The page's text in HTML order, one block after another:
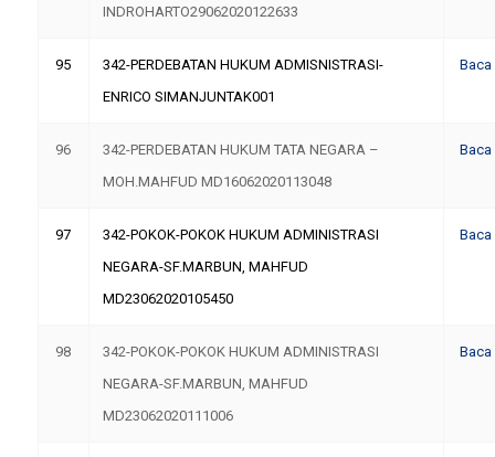
INDROHARTO29062020122633
95
342-PERDEBATAN HUKUM ADMISNISTRASI-
ENRICO SIMANJUNTAK001
Baca
96
342-PERDEBATAN HUKUM TATA NEGARA –
MOH.MAHFUD MD16062020113048
Baca
97
342-POKOK-POKOK HUKUM ADMINISTRASI
NEGARA-SF.MARBUN, MAHFUD
MD23062020105450
Baca
98
342-POKOK-POKOK HUKUM ADMINISTRASI
NEGARA-SF.MARBUN, MAHFUD
MD23062020111006
Baca